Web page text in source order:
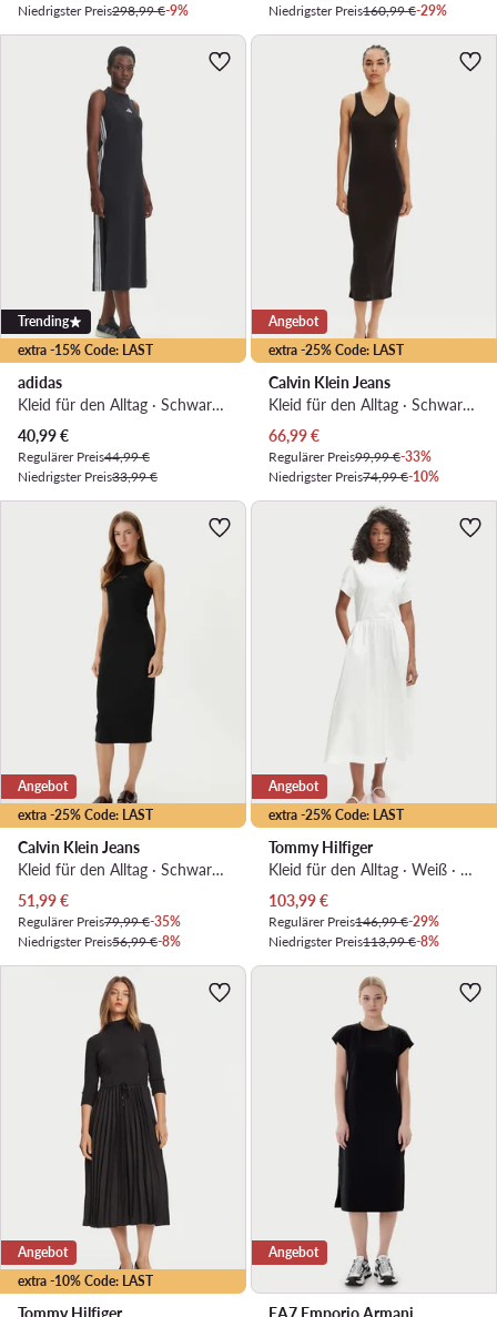
Niedrigster Preis298,99 €-9%
Niedrigster Preis160,99 €-29%
extra -15% Code: LAST
Trending
adidas
Kleid für den Alltag · Schwarz · Midi
Aktueller Preis
40,99€
Regulärer Preis44,99 €
Niedrigster Preis33,99 €
extra -25% Code: LAST
Angebot
Calvin Klein Jeans
Kleid für den Alltag · Schwarz · Midi
Aktueller Preis
66,99€
Regulärer Preis99,99 €-33%
Niedrigster Preis74,99 €-10%
extra -25% Code: LAST
Angebot
Calvin Klein Jeans
Kleid für den Alltag · Schwarz · Midi
Aktueller Preis
51,99€
Regulärer Preis79,99 €-35%
Niedrigster Preis56,99 €-8%
extra -25% Code: LAST
Angebot
Tommy Hilfiger
Kleid für den Alltag · Weiß · Midi
Aktueller Preis
103,99€
Regulärer Preis146,99 €-29%
Niedrigster Preis113,99 €-8%
extra -10% Code: LAST
Angebot
Tommy Hilfiger
Angebot
EA7 Emporio Armani